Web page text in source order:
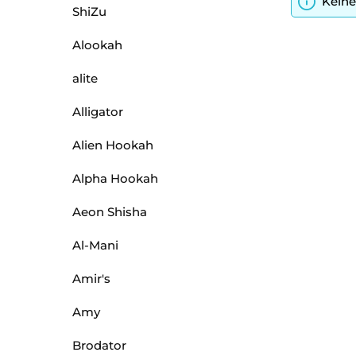
ShiZu
Alookah
alite
Alligator
Alien Hookah
Alpha Hookah
Aeon Shisha
Al-Mani
Amir's
Amy
Brodator